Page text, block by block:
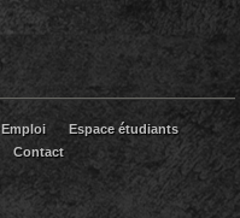
Emploi
Espace étudiants
Contact